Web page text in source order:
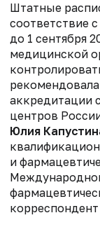
Штатные
соответствие
до 1 сентября
медицинской
аккредитации
центров
Юлия
и